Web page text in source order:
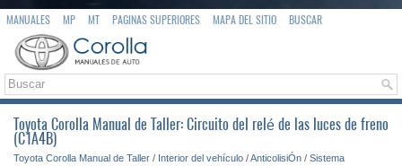
MANUALES MP MT PAGINAS SUPERIORES MAPA DEL SITIO BUSCAR
Toyota Corolla Manual de Taller: Circuito del relé de las luces de freno
(C1A4B)
Toyota Corolla Manual de Taller / Interior del vehículo /AnticolisiÓn / Sistema